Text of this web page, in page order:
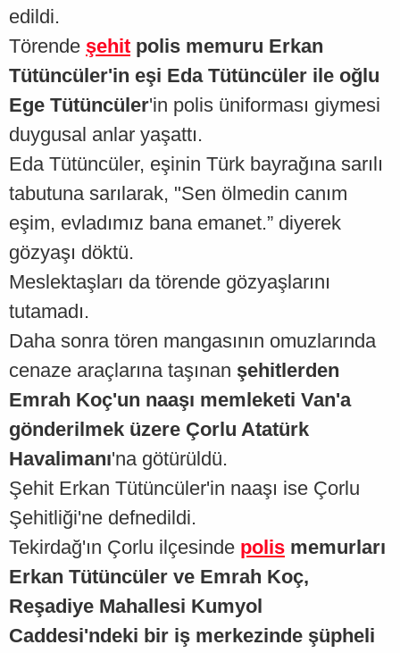
edildi.
Törende şehit polis memuru Erkan
Tütüncüler'in eşi Eda Tütüncüler ile oğlu
Ege Tütüncüler'in polis üniforması giymesi
duygusal anlar yaşattı.
Eda Tütüncüler, eşinin Türk bayrağına sarılı
tabutuna sarılarak, "Sen ölmedin canım
eşim, evladımız bana emanet.” diyerek
gözyaşı döktü.
Meslektaşları da törende gözyaşlarını
tutamadı.
Daha sonra tören mangasının omuzlarında
cenaze araçlarına taşınan şehitlerden
Emrah Koç'un naaşı memleketi Van'a
gönderilmek üzere Çorlu Atatürk
Havalimanı'na götürüldü.
Şehit Erkan Tütüncüler'in naaşı ise Çorlu
Şehitliği'ne defnedildi.
Tekirdağ'ın Çorlu ilçesinde polis memurları
Erkan Tütüncüler ve Emrah Koç,
Reşadiye Mahallesi Kumyol
Caddesi'ndeki bir iş merkezinde şüpheli